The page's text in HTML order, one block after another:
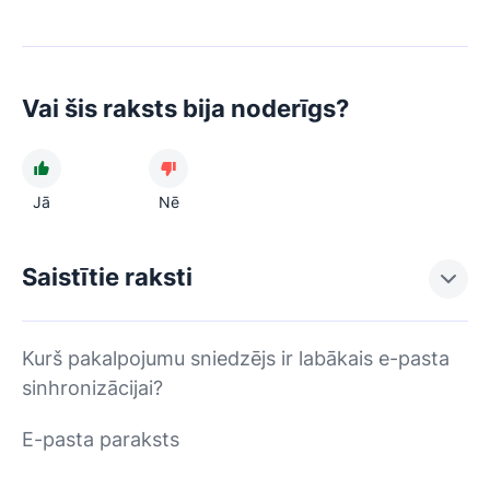
Vai šis raksts bija noderīgs?
Jā Nē
Saistītie raksti
Kurš pakalpojumu sniedzējs ir labākais e-pasta
sinhronizācijai?
E-pasta paraksts